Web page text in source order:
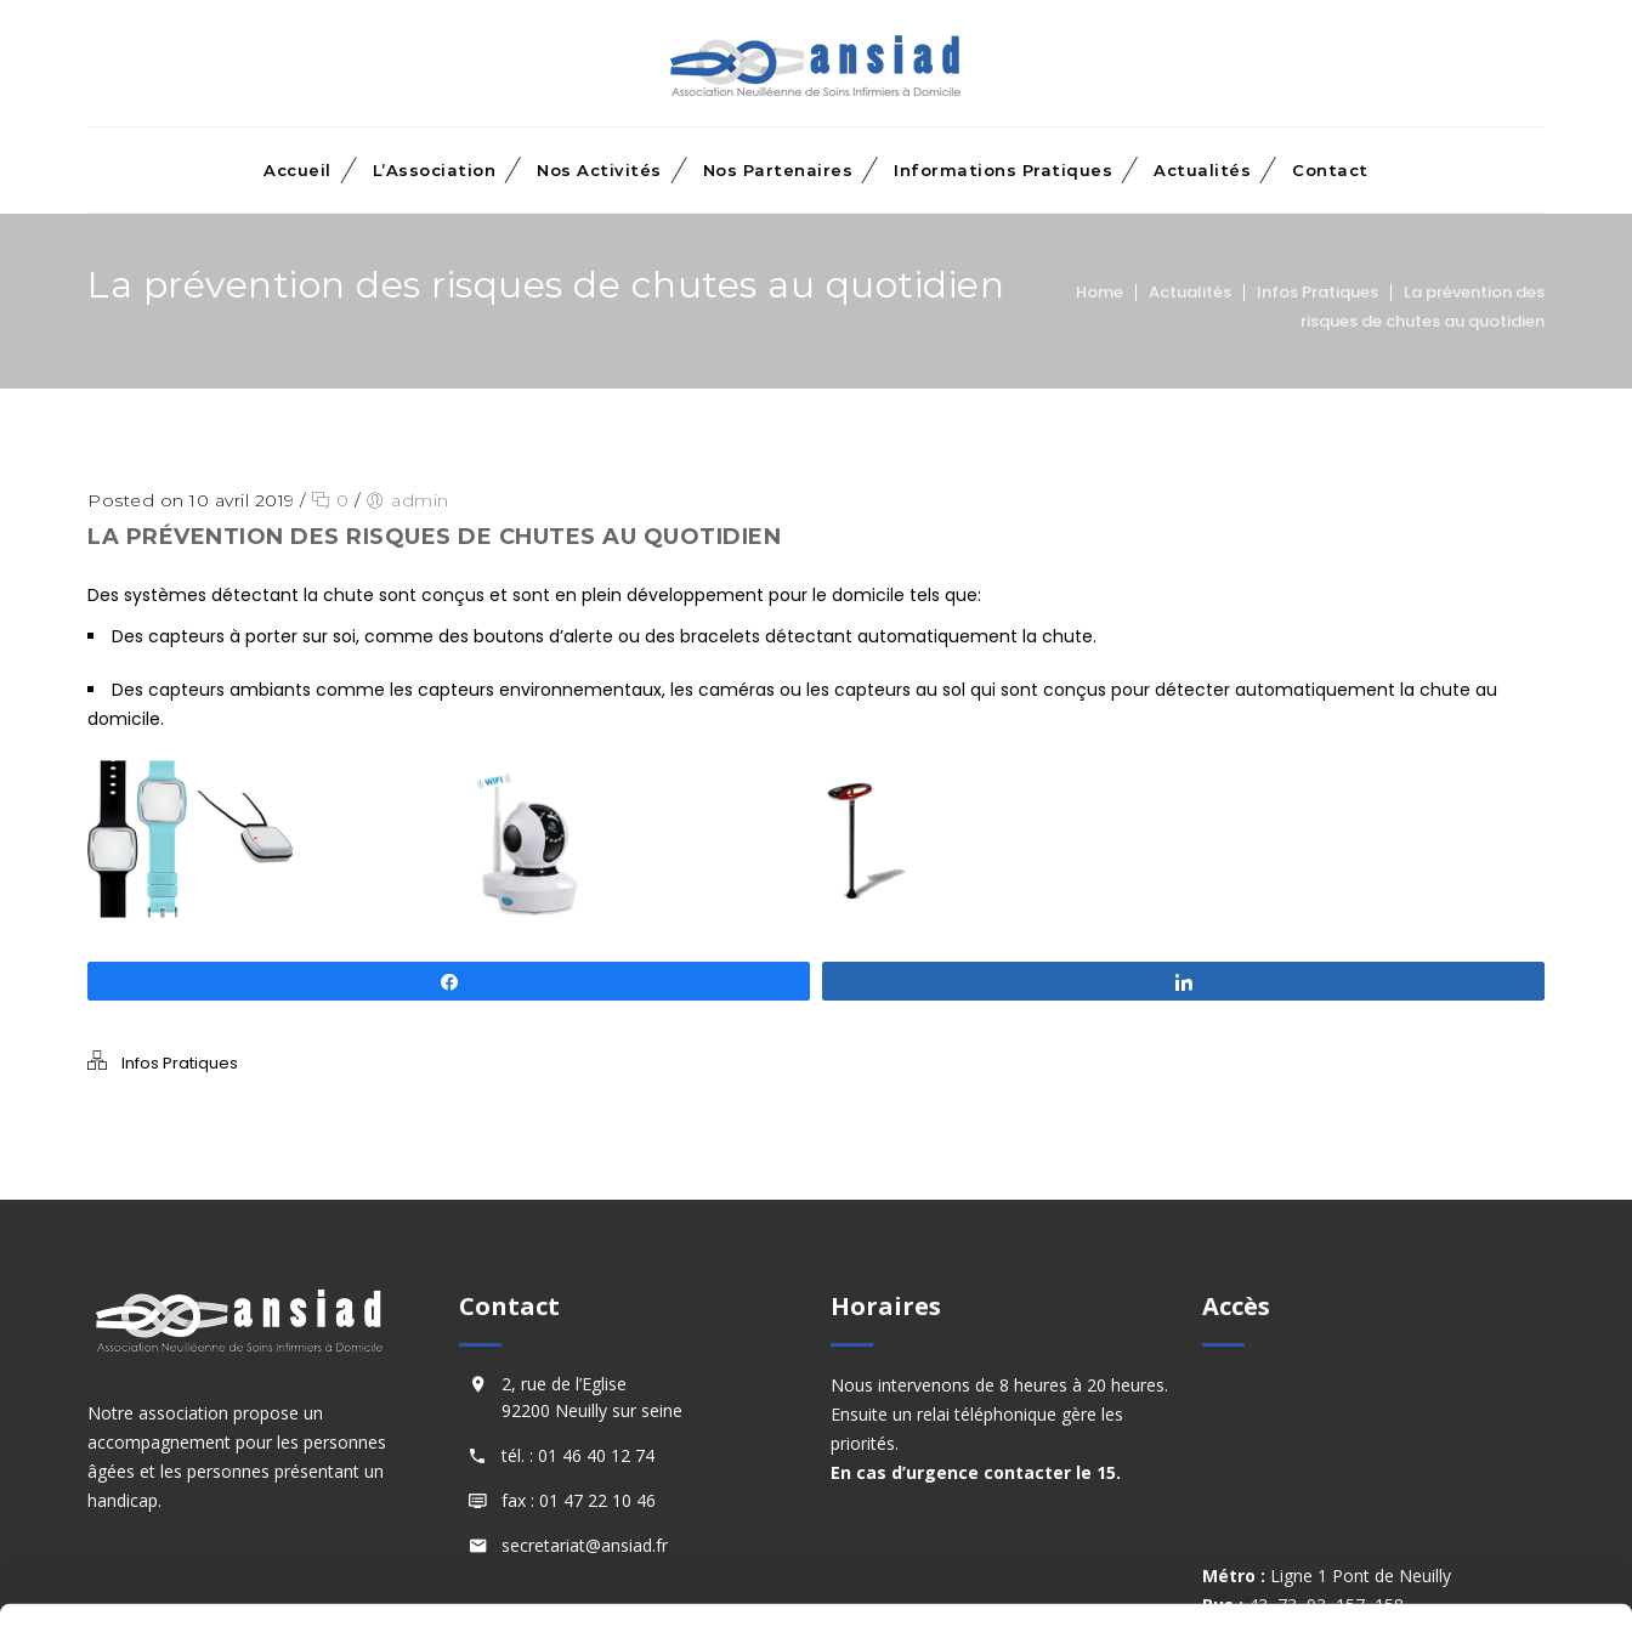
Accueil L’Association Nos Activités Nos Partenaires Informations Pratiques Actualités Contact
La prévention des risques de chutes au quotidien Home Actualités Infos Pratiques
La prévention des
risques de chutes au quotidien
Posted on 10 avril 2019 / 0 / admin
LA PRÉVENTION DES RISQUES DE CHUTES AU QUOTIDIEN
Des systèmes détectant la chute sont conçus et sont en plein développement pour le domicile tels que:
Des capteurs à porter sur soi, comme des boutons d’alerte ou des bracelets détectant automatiquement la chute.
Des capteurs ambiants comme les capteurs environnementaux, les caméras ou les capteurs au sol qui sont conçus pour détecter automatiquement la chute au
domicile.
Infos Pratiques
Notre association propose un
accompagnement pour les personnes
âgées et les personnes présentant un
handicap.
Contact
2, rue de l’Eglise
92200 Neuilly sur seine
tél. : 01 46 40 12 74
fax : 01 47 22 10 46
secretariat@ansiad.fr
Horaires
Nous intervenons de 8 heures à 20 heures.
Ensuite un relai téléphonique gère les
priorités.
En cas d’urgence contacter le 15.
Accès
Métro : Ligne 1 Pont de Neuilly
Bus :43, 73, 93, 157, 158,